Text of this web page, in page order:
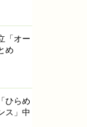
「オー
め
ひらめ
ス」中